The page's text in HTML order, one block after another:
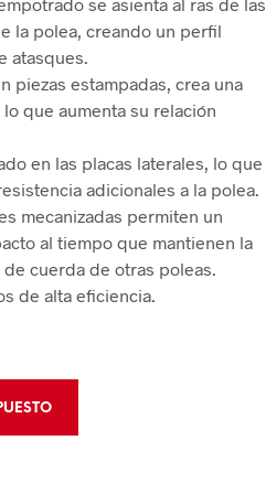
CONTROL
Rescate
la polea, creando un perfil
atasques.
piezas estampadas, crea una
que aumenta su relación
en las placas laterales, lo que
adicionales a la polea.
mecanizadas permiten un
al tiempo que mantienen la
cuerda de otras poleas.
de alta eficiencia.